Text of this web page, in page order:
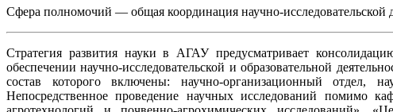
Сфера полномочий — общая координация научно-исследовательской
Стратегия развития науки в АГАУ предусматривает
обеспечении научно-исследовательской и образовательной
состав которого включены: научно-организационный отдел,
Непосредственное проведение научных исследований помимо